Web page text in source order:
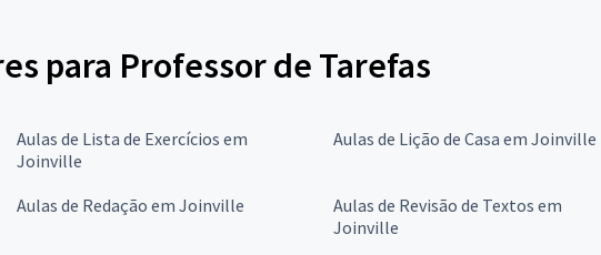
para Professor de Tarefas
Aulas de Lista de Exercícios em
Joinville
Aulas de Lição de Casa em Joinville
Aulas de Redação em Joinville
Aulas de Revisão de Textos em
Joinville